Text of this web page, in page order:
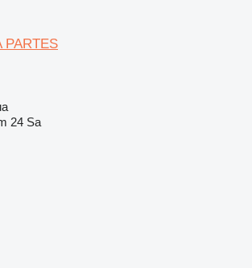
PARTES
24 Sa